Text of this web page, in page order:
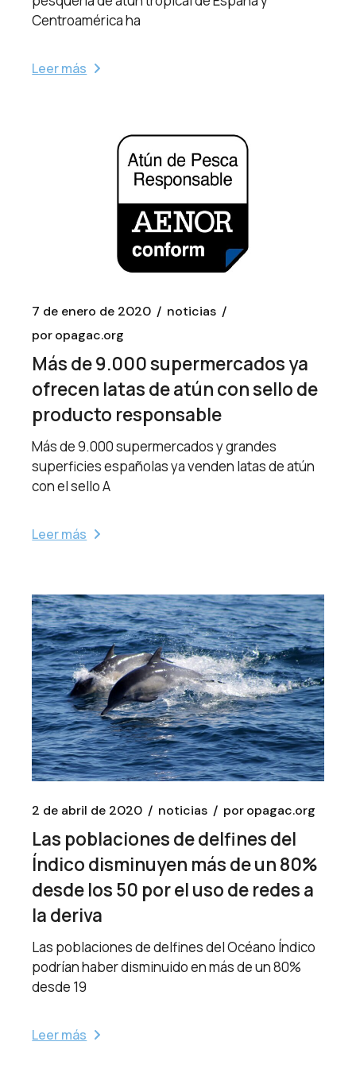
Centroamérica ha
Leer más
7 de enero de 2020
noticias
poropagac.org
Más de 9.000 supermercados ya
ofrecen latas de atún con sello de
producto responsable
Más de 9.000 supermercados y grandes
superficies españolas ya venden latas de atún
con el sello A
Leer más
2 de abril de 2020 noticias poropagac.org
Las poblaciones de delfines del
Índico disminuyen más de un 80%
desde los 50 por el uso de redes a
la deriva
Las poblaciones de delfines del Océano Índico
podrían haber disminuido en más de un 80%
desde 19
Leer más